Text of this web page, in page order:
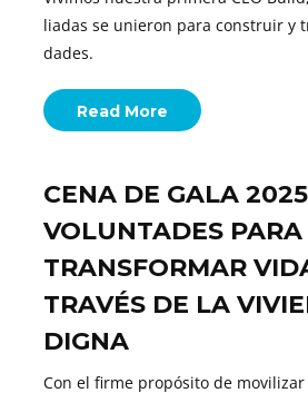
liadas se unieron para construir y
dades.
Read More
CENA DE GALA
VOLUNTADES PARA
TRANSFORMAR
TRAVÉS DE LA
DIGNA
Con el firme propósito de